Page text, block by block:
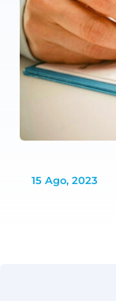
15 Ago, 2023